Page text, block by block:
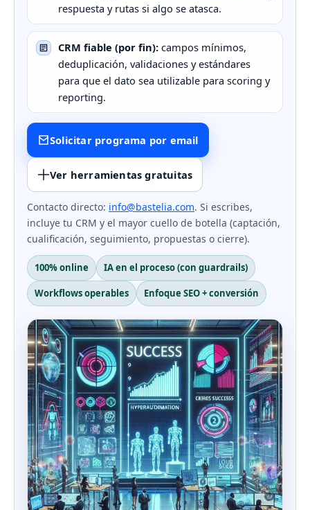
respuesta y rutas si algo se atasca.
CRM fiable (por fin): campos mínimos,
deduplicación, validaciones y estándares
para que el dato sea utilizable para scoring y
reporting.
Solicitar programa por email
Ver herramientas gratuitas
Contacto directo: info@bastelia.com. Si escribes,
incluye tu CRM y el mayor cuello de botella (captación,
cualificación, seguimiento, propuestas o cierre).
100% online IA en el proceso (con guardrails)
Workflows operables Enfoque SEO + conversión